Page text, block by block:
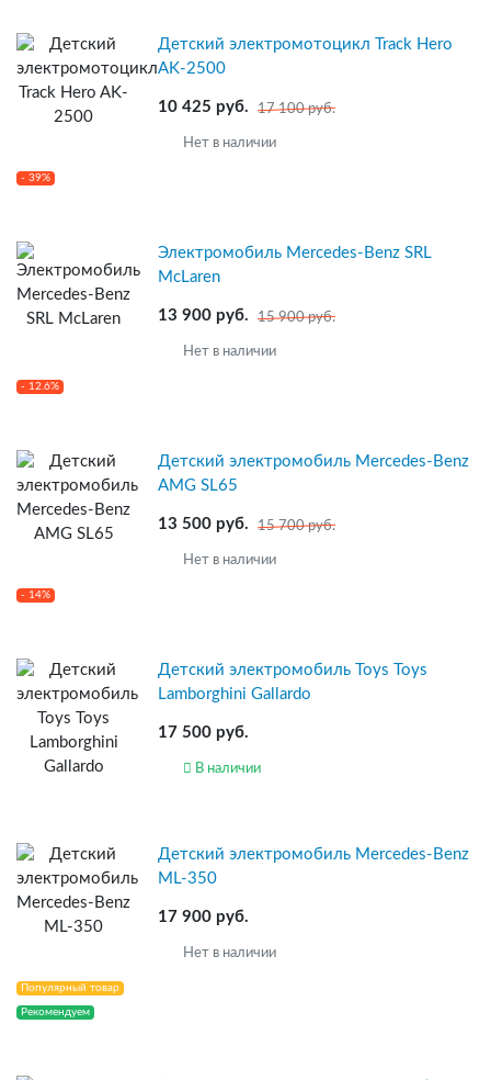
- 39%
Детский электромотоцикл Track Hero
AK-2500
10 425 руб. 17 100 руб.
Нет в наличии
- 12.6%
Электромобиль Mercedes-Benz SRL
McLaren
13 900 руб. 15 900 руб.
Нет в наличии
- 14%
Детский электромобиль Mercedes-Benz
AMG SL65
13 500 руб. 15 700 руб.
Нет в наличии
Детский электромобиль Toys Toys
Lamborghini Gallardo
17 500 руб.
В наличии
Популярный товар
Рекомендуем
Детский электромобиль Mercedes-Benz
ML-350
17 900 руб.
Нет в наличии